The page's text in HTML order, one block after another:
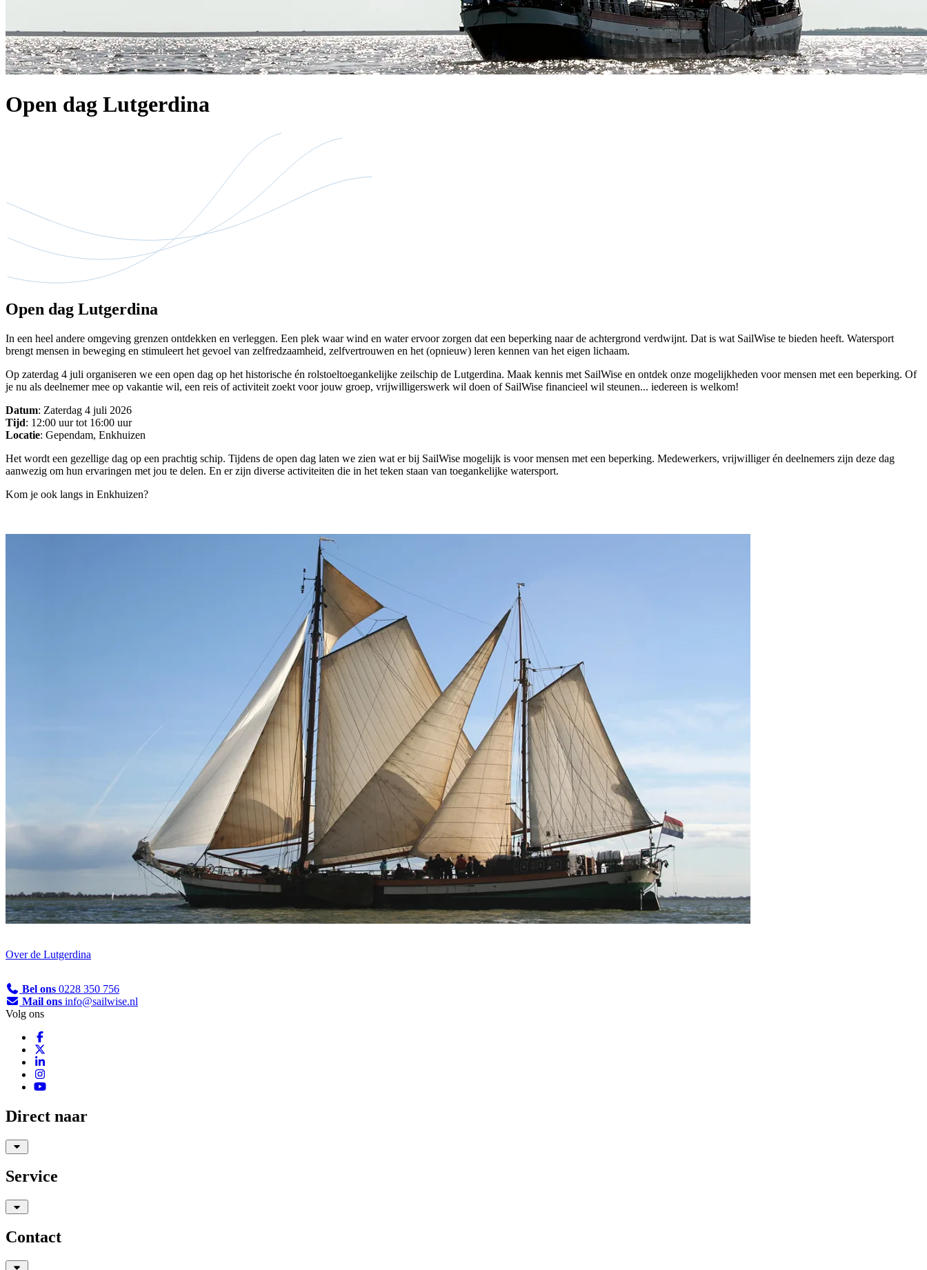
Open dag Lutgerdina
Open dag Lutgerdina
In een heel andere omgeving grenzen ontdekken en verleggen. Een plek waar wind en water ervoor zorgen dat een beperking naar de achtergrond verdwijnt. Dat is wat SailWise te bieden heeft. Watersport
brengt mensen in beweging en stimuleert het gevoel van zelfredzaamheid, zelfvertrouwen en het (opnieuw) leren kennen van het eigen lichaam.
Op zaterdag 4 juli organiseren we een open dag op het historische én rolstoeltoegankelijke zeilschip de Lutgerdina. Maak kennis met SailWise en ontdek onze mogelijkheden voor mensen met een beperking. Of
je nu als deelnemer mee op vakantie wil, een reis of activiteit zoekt voor jouw groep, vrijwilligerswerk wil doen of SailWise financieel wil steunen... iedereen is welkom!
Datum: Zaterdag 4 juli 2026
Tijd: 12:00 uur tot 16:00 uur
Locatie: Gependam, Enkhuizen
Het wordt een gezellige dag op een prachtig schip. Tijdens de open dag laten we zien wat er bij SailWise mogelijk is voor mensen met een beperking. Medewerkers, vrijwilliger én deelnemers zijn deze dag
aanwezig om hun ervaringen met jou te delen. En er zijn diverse activiteiten die in het teken staan van toegankelijke watersport.
Kom je ook langs in Enkhuizen?
Over de Lutgerdina
Bel ons 0228 350 756
Mail ons info@sailwise.nl
Volg ons
Direct naar
Service
Contact